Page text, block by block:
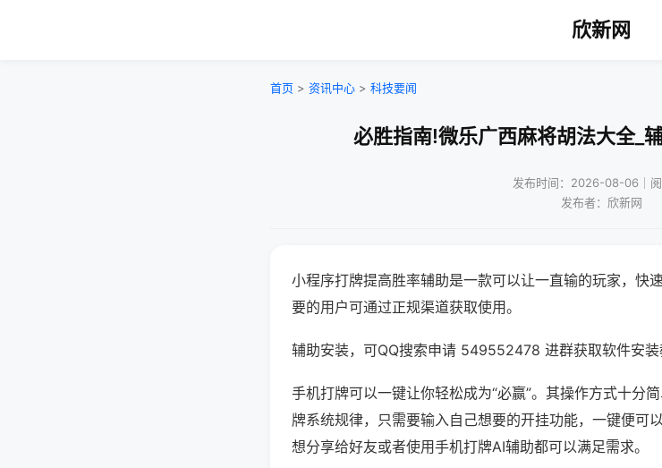
欣新网
首页 > 资讯中心 > 科技要闻
必胜指南!微乐广西麻将胡法大全_
发布时间：2026-08-06｜阅
发布者：欣新网
小程序打牌提高胜率辅助是一款可以让一直输的玩家，快
要的用户可通过正规渠道获取使用。
辅助安装，可QQ搜索申请 549552478 进群获取软件安装
手机打牌可以一键让你轻松成为“必赢”。其操作方式十分
牌系统规律，只需要输入自己想要的开挂功能，一键便可
想分享给好友或者使用手机打牌AI辅助都可以满足需求。